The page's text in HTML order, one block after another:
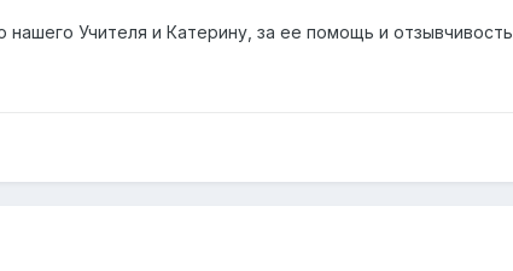
нашего Учителя и Катерину, за ее помощь и